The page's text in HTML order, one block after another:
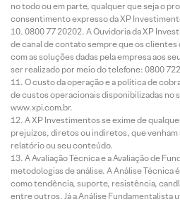
no todo ou em parte, qualquer que seja o
consentimento expresso da XP
0800 77 20202. A Ouvidoria da XP
de canal de contato sempre que os
com as soluções dadas pela empresa aos
ser realizado por meio do telefone: 0800
O custo da operação e a política de
de custos operacionais disponibilizadas no
www.xpi.com.br.
A XP Investimentos se exime de
prejuízos, diretos ou indiretos, que
relatório ou seu conteúdo.
A Avaliação Técnica e a Avaliação de
metodologias de análise. A Análise
como tendência, suporte, resistência,
entre outros. Já a Análise Fundamentalista